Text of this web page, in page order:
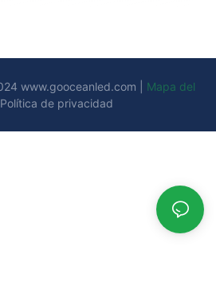
www.gooceanled.com
Mapa del
Política de privacidad